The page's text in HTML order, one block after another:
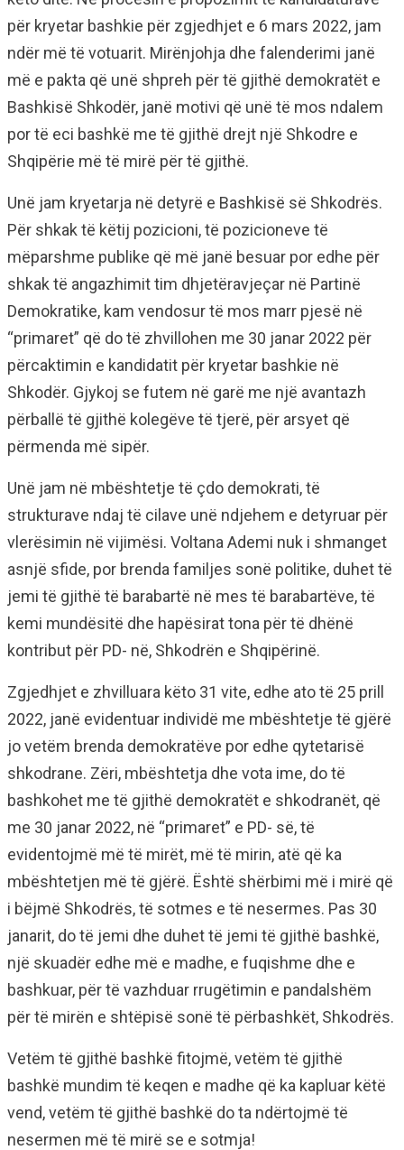
për kryetar bashkie për zgjedhjet e 6 mars 2022, jam
ndër më të votuarit. Mirënjohja dhe falenderimi janë
më e pakta që unë shpreh për të gjithë demokratët e
Bashkisë Shkodër, janë motivi që unë të mos ndalem
por të eci bashkë me të gjithë drejt një Shkodre e
Shqipërie më të mirë për të gjithë.
Unë jam kryetarja në detyrë e Bashkisë së Shkodrës.
Për shkak të këtij pozicioni, të pozicioneve të
mëparshme publike që më janë besuar por edhe për
shkak të angazhimit tim dhjetëravjeçar në Partinë
Demokratike, kam vendosur të mos marr pjesë në
“primaret” që do të zhvillohen me 30 janar 2022 për
përcaktimin e kandidatit për kryetar bashkie në
Shkodër. Gjykoj se futem në garë me një avantazh
përballë të gjithë kolegëve të tjerë, për arsyet që
përmenda më sipër.
Unë jam në mbështetje të çdo demokrati, të
strukturave ndaj të cilave unë ndjehem e detyruar për
vlerësimin në vijimësi. Voltana Ademi nuk i shmanget
asnjë sfide, por brenda familjes sonë politike, duhet të
jemi të gjithë të barabartë në mes të barabartëve, të
kemi mundësitë dhe hapësirat tona për të dhënë
kontribut për PD- në, Shkodrën e Shqipërinë.
Zgjedhjet e zhvilluara këto 31 vite, edhe ato të 25 prill
2022, janë evidentuar individë me mbështetje të gjërë
jo vetëm brenda demokratëve por edhe qytetarisë
shkodrane. Zëri, mbështetja dhe vota ime, do të
bashkohet me të gjithë demokratët e shkodranët, që
me 30 janar 2022, në “primaret” e PD- së, të
evidentojmë më të mirët, më të mirin, atë që ka
mbështetjen më të gjërë. Është shërbimi më i mirë që
i bëjmë Shkodrës, të sotmes e të nesermes. Pas 30
janarit, do të jemi dhe duhet të jemi të gjithë bashkë,
një skuadër edhe më e madhe, e fuqishme dhe e
bashkuar, për të vazhduar rrugëtimin e pandalshëm
për të mirën e shtëpisë sonë të përbashkët, Shkodrës.
Vetëm të gjithë bashkë fitojmë, vetëm të gjithë
bashkë mundim të keqen e madhe që ka kapluar këtë
vend, vetëm të gjithë bashkë do ta ndërtojmë të
nesermen më të mirë se e sotmja!